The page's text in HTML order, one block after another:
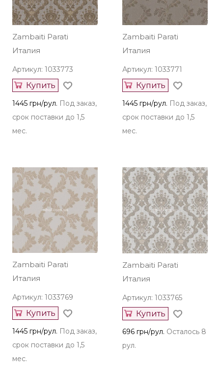
Zambaiti Parati
Италия
Артикул: 1033773
Купить
1445 грн/рул. Под заказ,
срок поставки до 1,5
мес.
Zambaiti Parati
Италия
Артикул: 1033771
Купить
1445 грн/рул. Под заказ,
срок поставки до 1,5
мес.
Zambaiti Parati
Италия
Артикул: 1033769
Купить
1445 грн/рул. Под заказ,
срок поставки до 1,5
мес.
Zambaiti Parati
Италия
Артикул: 1033765
Купить
696 грн/рул. Осталось 8
рул.